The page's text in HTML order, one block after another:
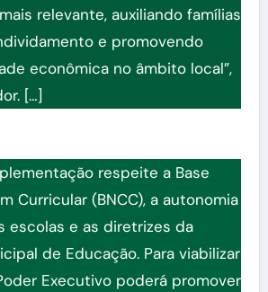
relevante, auxiliando famílias
e promovendo
econômica no âmbito local”,
[…]
respeite a Base
Curricular (BNCC), a autonomia
escolas e as diretrizes da
de Educação. Para viabilizar
Executivo poderá promover